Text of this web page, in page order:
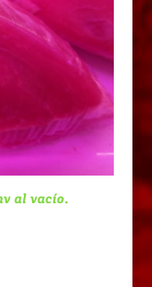
al vacío.